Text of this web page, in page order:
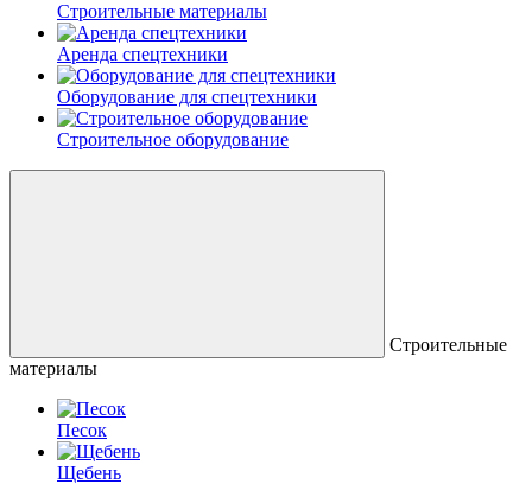
Строительные материалы
Аренда спецтехники
Оборудование для спецтехники
Строительное оборудование
Строительные
материалы
Песок
Щебень